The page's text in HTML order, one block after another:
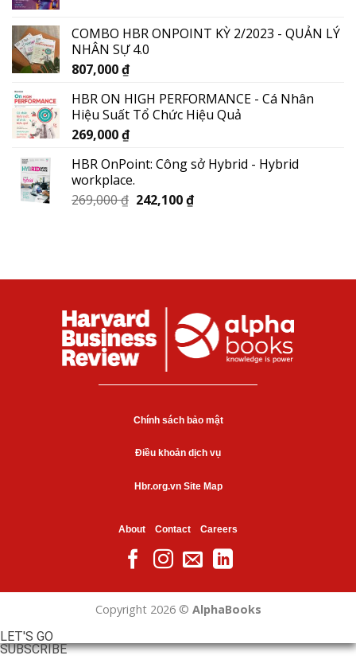
COMBO HBR ONPOINT KỲ 2/2023 - QUẢN LÝ
NHÂN SỰ 4.0
807,000₫
HBR ON HIGH PERFORMANCE - Cá Nhân
Hiệu Suất Tổ Chức Hiệu Quả
269,000₫
HBR OnPoint: Công sở Hybrid - Hybrid
workplace.
269,000₫ 242,100₫
Chính sách bảo mật
Điều khoản dịch vụ
Hbr.org.vn Site Map
About Contact Careers
Copyright 2026 © AlphaBooks
LET'S GO
SUBSCRIBE